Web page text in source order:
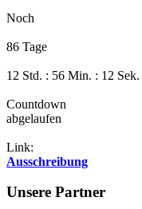
Noch
86 Tage
12 Std. : 56 Min. : 11 Sek.
Countdown
abgelaufen
Link:
Ausschreibung
Unsere Partner